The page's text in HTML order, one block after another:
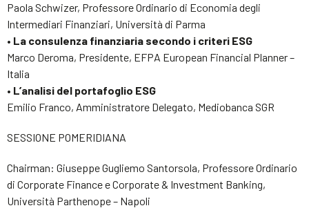
Paola Schwizer, Professore Ordinario di Economia degli
Intermediari Finanziari, Università di Parma
• La consulenza finanziaria secondo i criteri ESG
Marco Deroma, Presidente, EFPA European Financial Planner –
Italia
• L’analisi del portafoglio ESG
Emilio Franco, Amministratore Delegato, Mediobanca SGR
SESSIONE POMERIDIANA
Chairman: Giuseppe Gugliemo Santorsola, Professore Ordinario
di Corporate Finance e Corporate & Investment Banking,
Università Parthenope – Napoli